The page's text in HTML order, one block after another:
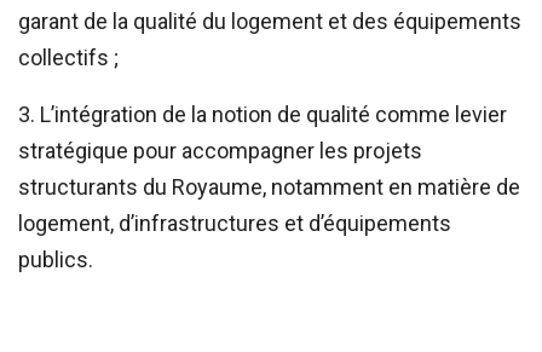
garant de la qualité du logement et des équipements
collectifs ;
3. L’intégration de la notion de qualité comme levier
stratégique pour accompagner les projets
structurants du Royaume, notamment en matière de
logement, d’infrastructures et d’équipements
publics.